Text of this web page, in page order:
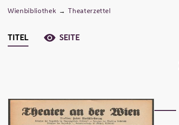
Wienbibliothek → Theaterzettel
TITEL SEITE